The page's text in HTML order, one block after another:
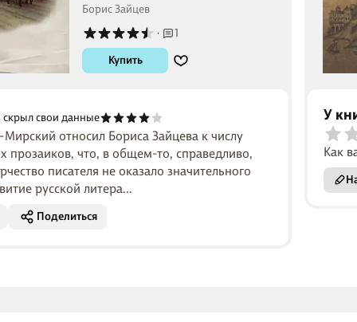
Борис Зайцев
·
1
Купить
скрыл свои данные
относил Бориса Зайцева к числу
прозаиков, что, в общем-то, справедливо,
писателя не оказало значительного
русской литера...
Поделиться
У
Как